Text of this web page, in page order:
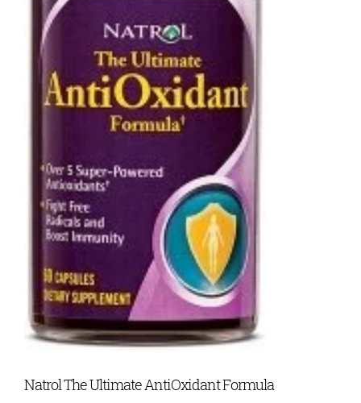
Natrol The Ultimate AntiOxidant Formula